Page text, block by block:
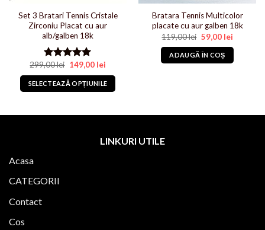
Set 3 Bratari Tennis Cristale
Zirconiu Placat cu aur
alb/galben 18k
Evaluat la
5.00din 5
299,00lei Prețul
inițial
a
fost:
299,00 lei.
149,00 leiPrețul
este:
149,00 lei.
SELECTEAZĂ OPȚIUNILE
Bratara Tennis Multicolor
placate cu aur galben 18k
119,00lei Prețul
inițial
a
fost:
119,00 lei.
59,00 leiPrețul
este:
59,00 lei.
ADAUGĂ ÎN COȘ
LINKURI UTILE
Acasa
CATEGORII
Contact
Cos